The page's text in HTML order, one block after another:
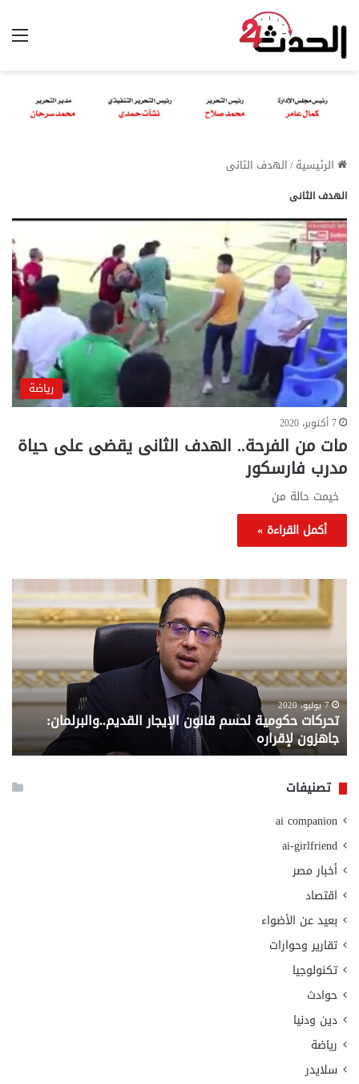
الرئيسية/الهدف الثانى
الهدف الثانى
رياضة
7 أكتوبر، 2020
مات من الفرحة.. الهدف الثانى يقضى على حياة
مدرب فارسكور
خيمت حالة من
أكمل القراءة »
تحركات
حكومية
لحسم
قانون
القديم..والبرلمان:
جاهزون
لإقراره
7 يوليو، 2020
تحركات حكومية لحسم قانون الإيجار القديم..والبرلمان:
جاهزون لإقراره
..
من
تصنيفات
ai companion
ai-girlfriend
أخبار مصر
اقتصاد
بعيد عن الأضواء
تقارير وحوارات
تكنولوجيا
حوادث
دين ودنيا
رياضة
سلايدر